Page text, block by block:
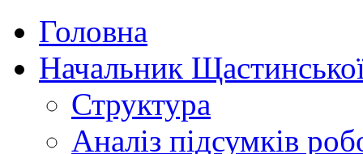
Головна
Начальник
Структура
Аналіз підсумків